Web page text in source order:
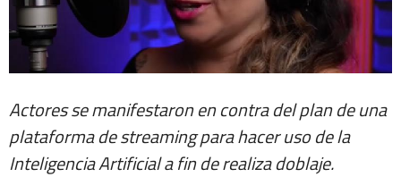
Actores se manifestaron en contra del plan de una
plataforma de streaming para hacer uso de la
Inteligencia Artificial a fin de realiza doblaje.